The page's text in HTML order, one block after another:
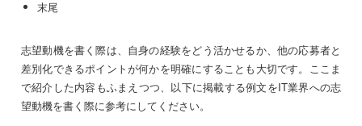
末尾
志望動機を書く際は、自身の経験をどう活かせるか、他の応募者と
差別化できるポイントが何かを明確にすることも大切です。ここま
で紹介した内容もふまえつつ、以下に掲載する例文をIT業界への志
望動機を書く際に参考にしてください。